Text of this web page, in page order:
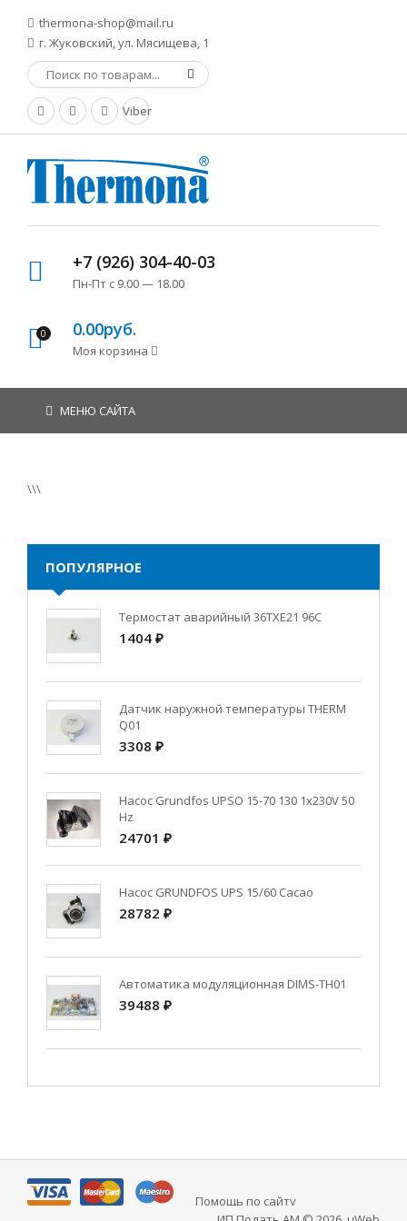
thermona-shop@mail.ru
г. Жуковский, ул. Мясищева, 1
Viber
+7 (926) 304-40-03
Пн-Пт с 9.00 — 18.00
0 0.00руб.
Моя корзина
МЕНЮ САЙТА
\\\
ПОПУЛЯРНОЕ
Термостат аварийный 36TXE21 96C
1404 ₽
Датчик наружной температуры THERM
Q01
3308 ₽
Насос Grundfos UPSO 15-70 130 1x230V 50
Hz
24701 ₽
Насос GRUNDFOS UPS 15/60 Cacao
28782 ₽
Автоматика модуляционная DIMS-TH01
39488 ₽
Помощь по сайту